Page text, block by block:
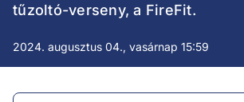
tűzoltó-verseny, a FireFit.
2024. augusztus 04., vasárnap 15:59